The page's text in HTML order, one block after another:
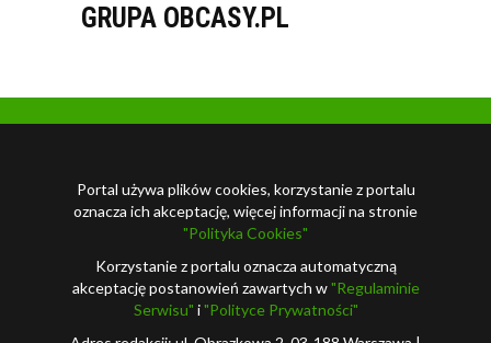
GRUPA OBCASY.PL
Portal używa plików cookies, korzystanie z portalu
oznacza ich akceptację, więcej informacji na stronie
"Polityka Cookies"
Korzystanie z portalu oznacza automatyczną
akceptację postanowień zawartych w"Regulaminie
Serwisu" i"Polityce Prywatności"